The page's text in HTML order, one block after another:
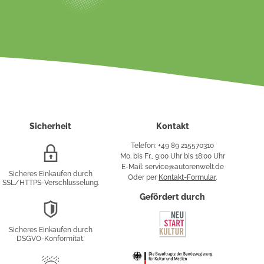
Sicherheit
Verschlüsselung
Sicheres Einkaufen durch
SSL/HTTPS-Verschlüsselung.
Sicheres Einkaufen durch
DSGVO-Konformität.
Kontakt
Telefon: +49 89 215570310
Mo. bis Fr., 9:00 Uhr bis 18:00 Uhr
E-Mail: service@autorenwelt.de
Oder per Kontakt-Formular.
Gefördert durch